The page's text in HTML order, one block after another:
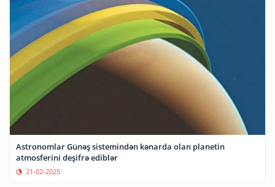
Astronomlar Günəş sistemindən kənarda olan planetin
atmosferini deşifrə ediblər
21-02-2025